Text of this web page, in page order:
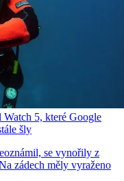
5, které Google
šly
se vynořily z
zádech měly vyraženo